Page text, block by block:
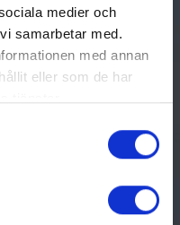
medier och
samarbetar med.
med annan
eller som de har
UPPTÄCK VÄRMLAND
Upptäck Värmland
Resa hit
Destinationer i Värmland